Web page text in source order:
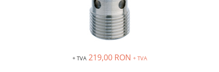
Actionari electrice si de miscare
Convertizoare de frecventa
+ TVA 219,00 RON + TVA